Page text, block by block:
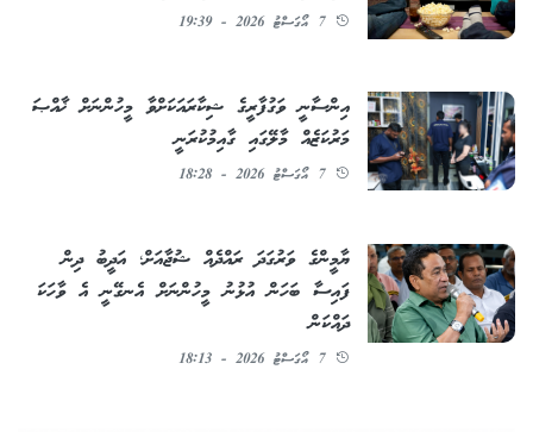
7 އޯގަސްޓު 2026 - 19:39
އިންސާނީ ވަގުފާރީގެ ޝިކާރައަކަށްވާ މީހުންނަށް ޚާއްޞަ
މަރުކަޒެއް މާލޭގައި ގާއިމުކުރަނީ
7 އޯގަސްޓު 2026 - 18:28
ޔާމީންގެ ވަރުގަދަ ރައްދެއް ޝުޖާއަށް؛ އަދީބު ދިން
ފައިސާ ބަހަން އުޅުނު މީހުންނަށް އެނގޭނީ އެ ވާހަކަ
ދައްކަން
7 އޯގަސްޓު 2026 - 18:13